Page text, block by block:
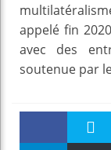
appelé fin
avec des
soutenue par